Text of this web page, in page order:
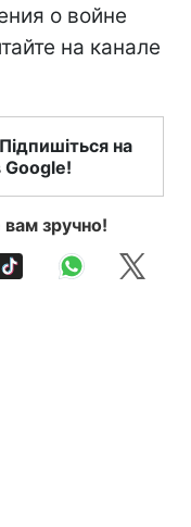
о войне
на канале
на
Google!
зручно!